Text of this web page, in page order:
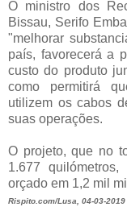
O ministro dos
Bissau, Serifo
"melhorar
país, favorecerá a
custo do produto
como permitirá
utilizem os cabos
suas operações.
O projeto, que no
1.677
orçado em 1,2 mil
Rispito.com/Lusa, 04-03-2019